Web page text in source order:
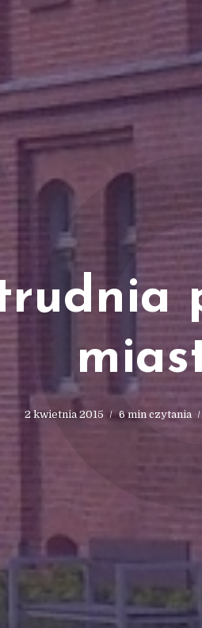
2 kwietnia 2015 6 min czytania